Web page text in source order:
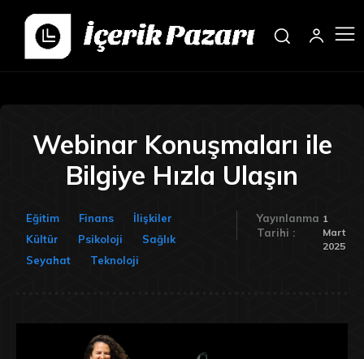
Webinar Konuşmaları ile
Bilgiye Hızla Ulaşın
Eğitim Finans
İlişkiler
Kültür
Psikoloji
Sağlık
Seyahat
Teknoloji
Yayınlanma
Tarihi :
1
Mart
2025